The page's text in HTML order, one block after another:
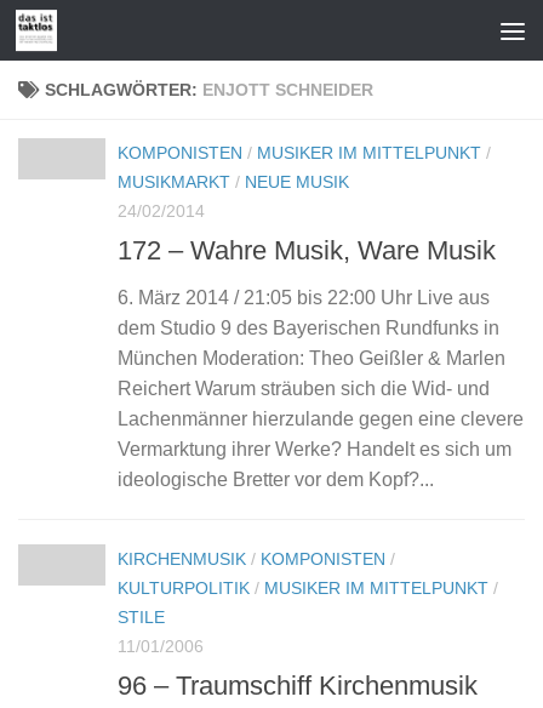
Zum Inhalt springen
SCHLAGWÖRTER: ENJOTT SCHNEIDER
KOMPONISTEN / MUSIKER IM MITTELPUNKT /
MUSIKMARKT / NEUE MUSIK
24/02/2014
172 – Wahre Musik, Ware Musik
6. März 2014 / 21:05 bis 22:00 Uhr Live aus
dem Studio 9 des Bayerischen Rundfunks in
München Moderation: Theo Geißler & Marlen
Reichert Warum sträuben sich die Wid- und
Lachenmänner hierzulande gegen eine clevere
Vermarktung ihrer Werke? Handelt es sich um
ideologische Bretter vor dem Kopf?...
KIRCHENMUSIK / KOMPONISTEN /
KULTURPOLITIK / MUSIKER IM MITTELPUNKT /
STILE
11/01/2006
96 – Traumschiff Kirchenmusik